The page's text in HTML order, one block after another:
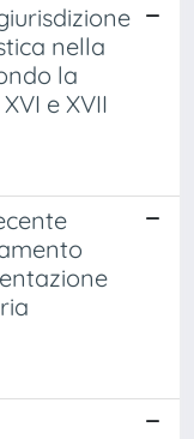
nella
la
e XVII